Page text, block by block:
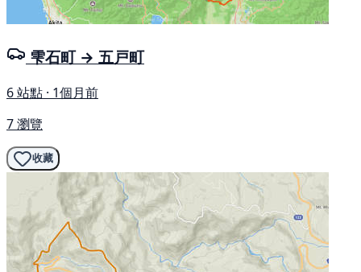
雫石町 → 五戸町
6 站點 · 1個月前
7 瀏覽
收藏